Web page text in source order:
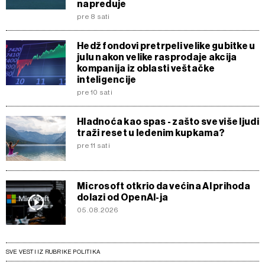
napreduje
pre 8 sati
Hedž fondovi pretrpeli velike gubitke u
julu nakon velike rasprodaje akcija
kompanija iz oblasti veštačke
inteligencije
pre 10 sati
Hladnoća kao spas - zašto sve više ljudi
traži reset u ledenim kupkama?
pre 11 sati
Microsoft otkrio da većina AI prihoda
dolazi od OpenAI-ja
05.08.2026
SVE VESTI IZ RUBRIKE POLITIKA